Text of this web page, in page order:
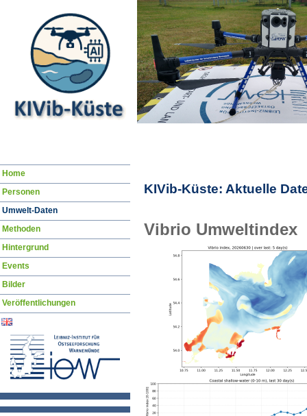
KIVib-Küste: Aktuelle
Vibrio Umweltindex
Navigation
Home
Personen
Umwelt-Daten
Methoden
Hintergrund
Events
Bilder
Veröffentlichungen